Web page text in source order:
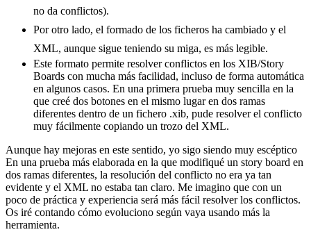
no da conflictos).
Por otro lado, el formado de los ficheros ha cambiado y el
XML, aunque sigue teniendo su miga, es más legible.
Este formato permite resolver conflictos en los XIB/Story
Boards con mucha más facilidad, incluso de forma automática
en algunos casos. En una primera prueba muy sencilla en la
que creé dos botones en el mismo lugar en dos ramas
diferentes dentro de un fichero .xib, pude resolver el conflicto
muy fácilmente copiando un trozo del XML.
Aunque hay mejoras en este sentido, yo sigo siendo muy escéptico
En una prueba más elaborada en la que modifiqué un story board en
dos ramas diferentes, la resolución del conflicto no era ya tan
evidente y el XML no estaba tan claro. Me imagino que con un
poco de práctica y experiencia será más fácil resolver los conflictos.
Os iré contando cómo evoluciono según vaya usando más la
herramienta.